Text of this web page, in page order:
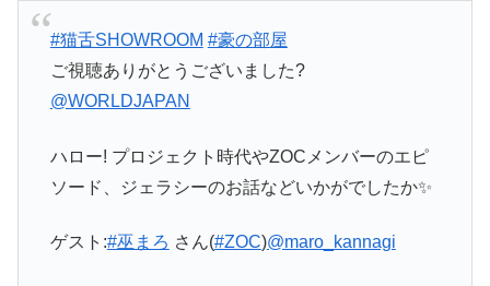
#猫舌SHOWROOM #豪の部屋
ご視聴ありがとうございました?
@WORLDJAPAN
ハロー! プロジェクト時代やZOCメンバーのエピ
ソード、ジェラシーのお話などいかがでしたか✨
ゲスト:#巫まろ さん(#ZOC)@maro_kannagi